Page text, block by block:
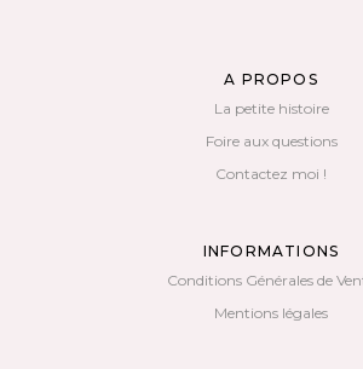
A PROPOS
La petite histoire
Foire aux questions
Contactez moi !
INFORMATIONS
Conditions Générales de
Mentions légales